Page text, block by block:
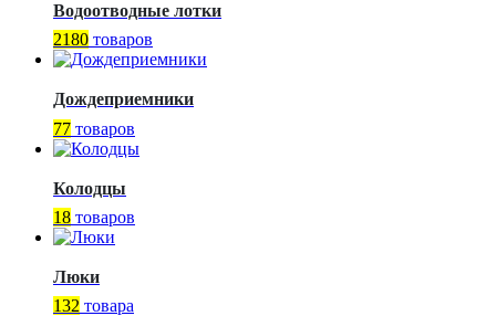
Водоотводные лотки
2180 товаров
Дождеприемники
77 товаров
Колодцы
18 товаров
Люки
132 товара